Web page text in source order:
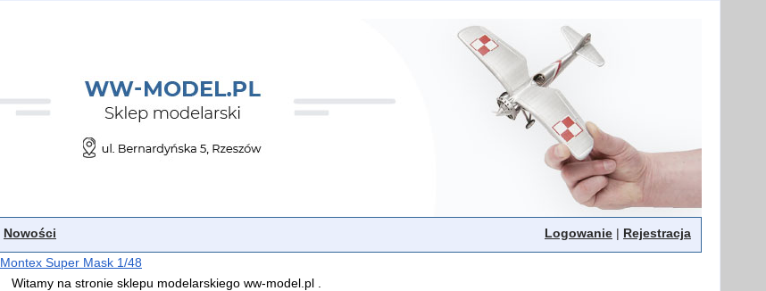
Nowości Logowanie | Rejestracja
Montex Super Mask 1/48
Witamy na stronie sklepu modelarskiego ww-model.pl .